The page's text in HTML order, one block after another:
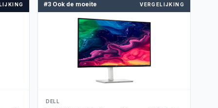
#3 Ook de moeite VERGELIJKING
PRODUCTBEELD
DELL